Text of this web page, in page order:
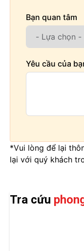
Bạn quan tâm
Yêu cầu của
*Vui lòng để lại
lại với quý khách
Tra cứu